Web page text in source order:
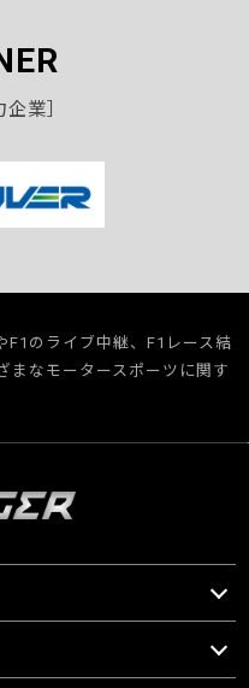
企業］
F1のライブ中継、F1レース結
まなモータースポーツに関す